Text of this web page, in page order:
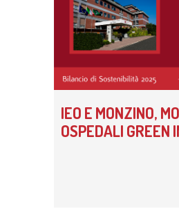
IEO E MONZINO,
OSPEDALI GREEN